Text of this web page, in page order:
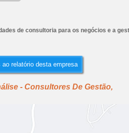
de consultoria para os negócios e a
relatório desta empresa
- Consultores De Gestão,